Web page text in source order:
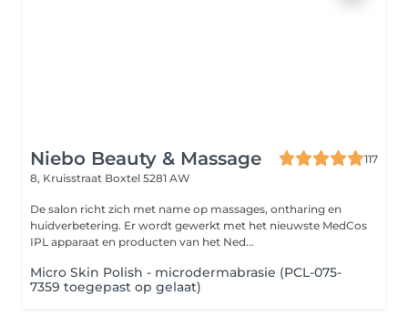
Niebo Beauty & Massage
117
8, Kruisstraat Boxtel 5281 AW
De salon richt zich met name op massages, ontharing en
huidverbetering. Er wordt gewerkt met het nieuwste MedCos
IPL apparaat en producten van het Ned...
Micro Skin Polish - microdermabrasie (PCL-075-
7359 toegepast op gelaat)